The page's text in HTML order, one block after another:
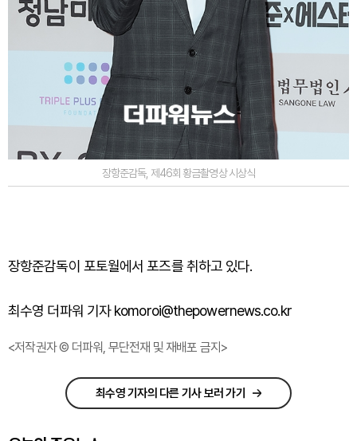
장항준감독, 제46회 황금촬영상 시상식
장항준감독이 포토월에서 포즈를 취하고 있다.
최수영 더파워 기자 komoroi@thepowernews.co.kr
<저작권자 © 더파워, 무단전재 및 재배포 금지>
최수영 기자의 다른 기사 보러 가기